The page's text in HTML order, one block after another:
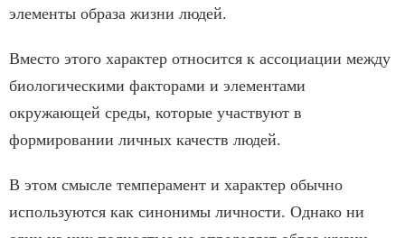
элементы образа жизни людей.
Вместо этого характер относится к ассоциации между
биологическими факторами и элементами
окружающей среды, которые участвуют в
формировании личных качеств людей.
В этом смысле темперамент и характер обычно
используются как синонимы личности. Однако ни